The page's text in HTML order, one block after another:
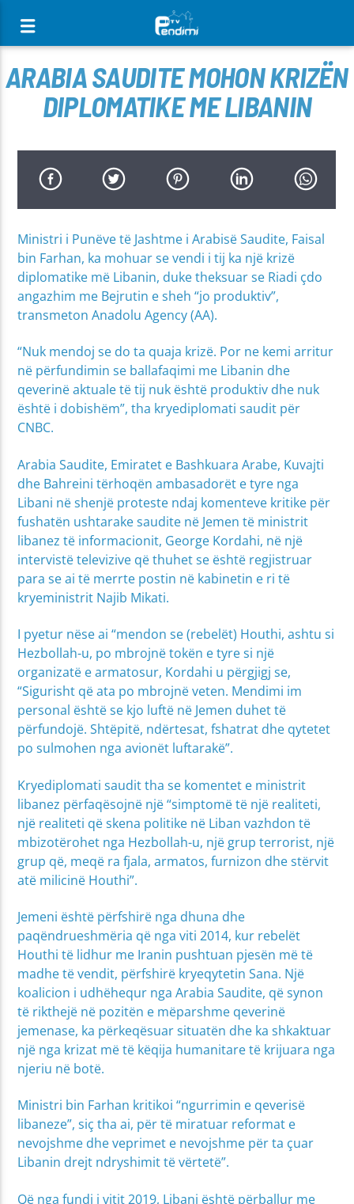
ARABIA SAUDITE MOHON KRIZËN
DIPLOMATIKE ME LIBANIN
Ministri i Punëve të Jashtme i Arabisë Saudite, Faisal
bin Farhan, ka mohuar se vendi i tij ka një krizë
diplomatike më Libanin, duke theksuar se Riadi çdo
angazhim me Bejrutin e sheh “jo produktiv”,
transmeton Anadolu Agency (AA).
“Nuk mendoj se do ta quaja krizë. Por ne kemi arritur
në përfundimin se ballafaqimi me Libanin dhe
qeverinë aktuale të tij nuk është produktiv dhe nuk
është i dobishëm”, tha kryediplomati saudit për
CNBC.
Arabia Saudite, Emiratet e Bashkuara Arabe, Kuvajti
dhe Bahreini tërhoqën ambasadorët e tyre nga
Libani në shenjë proteste ndaj komenteve kritike për
fushatën ushtarake saudite në Jemen të ministrit
libanez të informacionit, George Kordahi, në një
intervistë televizive që thuhet se është regjistruar
para se ai të merrte postin në kabinetin e ri të
kryeministrit Najib Mikati.
I pyetur nëse ai “mendon se (rebelët) Houthi, ashtu si
Hezbollah-u, po mbrojnë tokën e tyre si një
organizatë e armatosur, Kordahi u përgjigj se,
“Sigurisht që ata po mbrojnë veten. Mendimi im
personal është se kjo luftë në Jemen duhet të
përfundojë. Shtëpitë, ndërtesat, fshatrat dhe qytetet
po sulmohen nga avionët luftarakë”.
Kryediplomati saudit tha se komentet e ministrit
libanez përfaqësojnë një “simptomë të një realiteti,
një realiteti që skena politike në Liban vazhdon të
mbizotërohet nga Hezbollah-u, një grup terrorist, një
grup që, meqë ra fjala, armatos, furnizon dhe stërvit
atë milicinë Houthi”.
Jemeni është përfshirë nga dhuna dhe
paqëndrueshmëria që nga viti 2014, kur rebelët
Houthi të lidhur me Iranin pushtuan pjesën më të
madhe të vendit, përfshirë kryeqytetin Sana. Një
koalicion i udhëhequr nga Arabia Saudite, që synon
të rikthejë në pozitën e mëparshme qeverinë
jemenase, ka përkeqësuar situatën dhe ka shkaktuar
një nga krizat më të këqija humanitare të krijuara nga
njeriu në botë.
Ministri bin Farhan kritikoi “ngurrimin e qeverisë
libaneze”, siç tha ai, për të miratuar reformat e
nevojshme dhe veprimet e nevojshme për ta çuar
Libanin drejt ndryshimit të vërtetë”.
Që nga fundi i vitit 2019, Libani është përballur me